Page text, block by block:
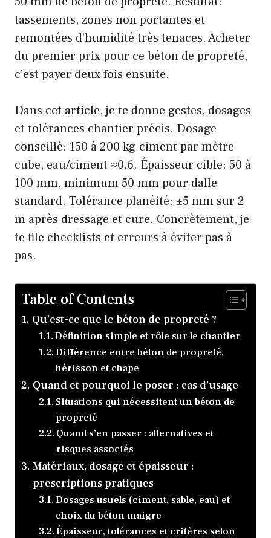
tassements, zones non portantes et
remontées d’humidité très tenaces. Acheter
du premier prix pour ce béton de propreté,
c’est payer deux fois ensuite.
Dans cet article, je te donne gestes, dosages
et tolérances chantier précis. Dosage
conseillé: 150 à 200 kg ciment par mètre
cube, eau/ciment ≈0,6. Épaisseur cible: 50 à
100 mm, minimum 50 mm pour dalle
standard. Tolérance planéité: ±5 mm sur 2
m après dressage et cure. Concrètement, je
te file checklists et erreurs à éviter pas à
pas.
Table of Contents
Qu’est-ce que le béton de propreté ?
Définition simple et rôle sur le chantier
Différence entre béton de propreté,
hérisson et chape
Quand et pourquoi le poser : cas d’usage
Situations qui nécessitent un béton de
propreté
Quand s’en passer : alternatives et
risques associés
Matériaux, dosage et épaisseur :
prescriptions pratiques
Dosages usuels (ciment, sable, eau) et
choix du béton maigre
Épaisseur, tolérances et critères selon